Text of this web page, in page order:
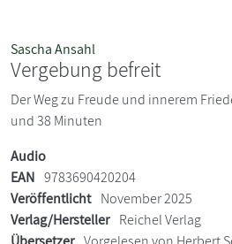
Sascha Ansahl
Vergebung befreit
Der Weg zu Freude und innerem
und 38 Minuten
Audio
EAN 9783690420204
Veröffentlicht November 2025
Verlag/Hersteller Reichel Verlag